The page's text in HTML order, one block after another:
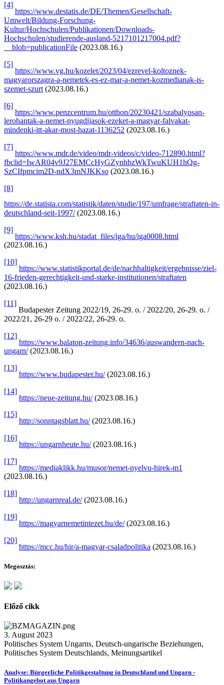
[4]
https://www.destatis.de/DE/Themen/Gesellschaft-
Umwelt/Bildung-Forschung-
Kultur/Hochschulen/Publikationen/Downloads-
Hochschulen/studierende-ausland-5217101217004.pdf?
__blob=publicationFile (2023.08.16.)
[5]
https://www.vg.hu/kozelet/2023/04/ezrevel-koltoznek-
magyarorszagra-a-nemetek-es-ez-mar-a-nemet-kozmedianak-is-
szemet-szurt (2023.08.16.)
[6]
https://www.penzcentrum.hu/otthon/20230421/szabalyosan-
lerohantak-a-nemet-nyugdijasok-ezeket-a-magyar-falvakat-
mindenki-itt-akar-most-hazat-1136252 (2023.08.16.)
[7]
https://www.mdr.de/video/mdr-videos/c/video-712890.html?
fbclid=IwAR04v9J27EMCcHyGZynhbzWkTwuKUH1hQg-
SzCIfpmcim2D-ndX3mNJKKso (2023.08.16.)
[8]
https://de.statista.com/statistik/daten/studie/197/umfrage/straftaten-in-
deutschland-seit-1997/(2023.08.16.)
[9]
https://www.ksh.hu/stadat_files/iga/hu/iga0008.html
(2023.08.16.)
[10]
https://www.statistikportal.de/de/nachhaltigkeit/ergebnisse/ziel-
16-frieden-gerechtigkeit-und-starke-institutionen/straftaten
(2023.08.16.)
[11]
Budapester Zeitung 2022/19, 26-29. o. / 2022/20, 26-29. o. /
2022/21, 26-29 o. / 2022/22, 26-29. o.
[12]
https://www.balaton-zeitung.info/34636/auswandern-nach-
ungarn/(2023.08.16.)
[13]
https://www.budapester.hu/(2023.08.16.)
[14]
https://neue-zeitung.hu/(2023.08.16.)
[15]
http://sonntagsblatt.hu/(2023.08.16.)
[16]
https://ungarnheute.hu/(2023.08.16.)
[17]
https://mediaklikk.hu/musor/nemet-nyelvu-hirek-m1
(2023.08.16.)
[18]
http://ungarnreal.de/(2023.08.16.)
[19]
https://magyarnemetintezet.hu/de/(2023.08.16.)
[20]
https://mcc.hu/hir/a-magyar-csaladpolitika (2023.08.16.)
Megosztás:
Előző cikk
3. August 2023
Politisches System Ungarns, Deutsch-ungarische Beziehungen,
Politisches System Deutschlands, Meinungsartikel
Analyse: Bürgerliche Politikgestaltung in Deutschland und Ungarn -
Politikangebot aus Ungarn